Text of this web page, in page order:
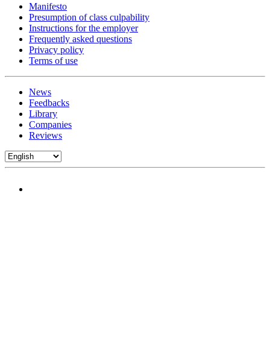
Manifesto
Presumption of class culpability
Instructions for the employer
Frequently asked questions
Privacy policy
Terms of use
News
Feedbacks
Library
Companies
Reviews